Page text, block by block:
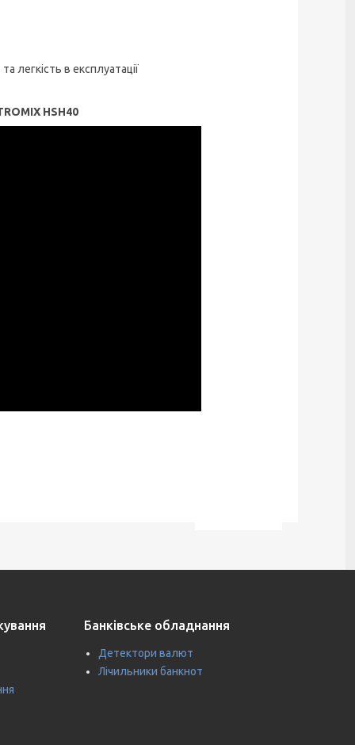
легкість в експлуатації
HSH40
Банківське обладнання
Детектори валют
Лічильники банкнот